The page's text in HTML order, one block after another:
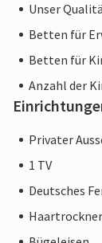
Unser
Betten für
Betten für
Anzahl der
Privater
1 TV
Deutsches
Haartrockner